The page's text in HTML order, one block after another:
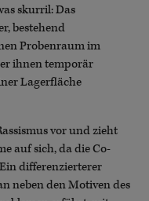
skurril: Das
bestehend
Probenraum im
ihnen temporär
Lagerfläche
vor und zieht
auf sich, da die Co-
differenzierterer
neben den Motiven des